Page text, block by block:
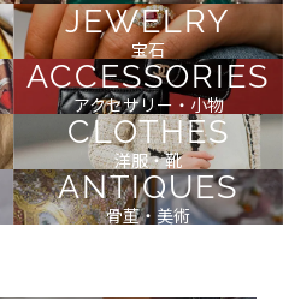
JEWELRY
宝石
ACCESSORIES
アクセサリー・小物
CLOTHES
洋服・靴
ANTIQUES
骨董・美術